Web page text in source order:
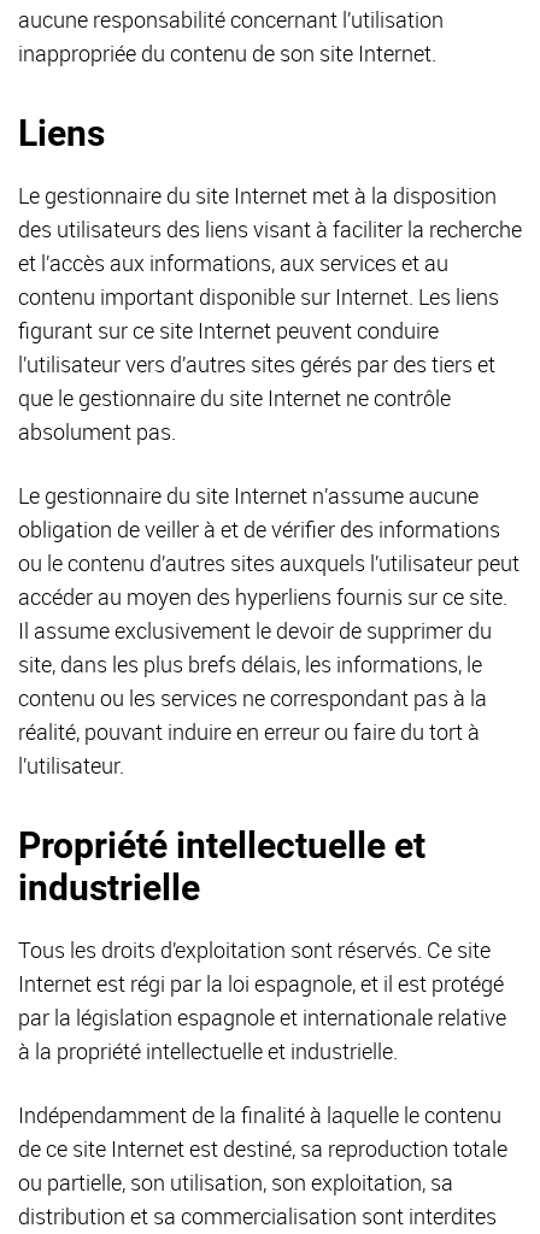
aucune responsabilité concernant l’utilisation
inappropriée du contenu de son site Internet.
Liens
Le gestionnaire du site Internet met à la disposition
des utilisateurs des liens visant à faciliter la recherche
et l’accès aux informations, aux services et au
contenu important disponible sur Internet. Les liens
figurant sur ce site Internet peuvent conduire
l’utilisateur vers d’autres sites gérés par des tiers et
que le gestionnaire du site Internet ne contrôle
absolument pas.
Le gestionnaire du site Internet n’assume aucune
obligation de veiller à et de vérifier des informations
ou le contenu d’autres sites auxquels l’utilisateur peut
accéder au moyen des hyperliens fournis sur ce site.
Il assume exclusivement le devoir de supprimer du
site, dans les plus brefs délais, les informations, le
contenu ou les services ne correspondant pas à la
réalité, pouvant induire en erreur ou faire du tort à
l’utilisateur.
Propriété intellectuelle et
industrielle
Tous les droits d’exploitation sont réservés. Ce site
Internet est régi par la loi espagnole, et il est protégé
par la législation espagnole et internationale relative
à la propriété intellectuelle et industrielle.
Indépendamment de la finalité à laquelle le contenu
de ce site Internet est destiné, sa reproduction totale
ou partielle, son utilisation, son exploitation, sa
distribution et sa commercialisation sont interdites